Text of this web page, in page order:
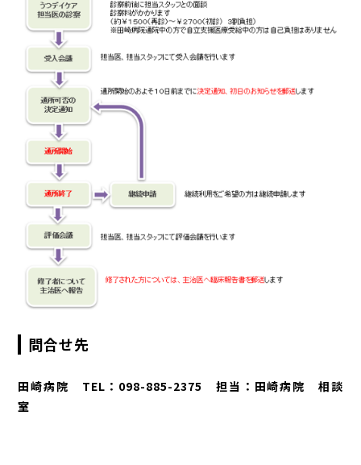
問合せ先
田崎病院 TEL：098-885-2375 担当：田崎病院 相談
室